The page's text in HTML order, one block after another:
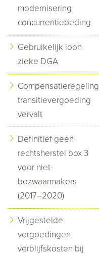
modernisering
concurrentiebeding
Gebruikelijk loon
zieke DGA
Compensatieregeling
transitievergoeding
vervalt
Definitief geen
rechtsherstel box 3
voor niet-
bezwaarmakers
(2017–2020)
Vrijgestelde
vergoedingen
verblijfskosten bij